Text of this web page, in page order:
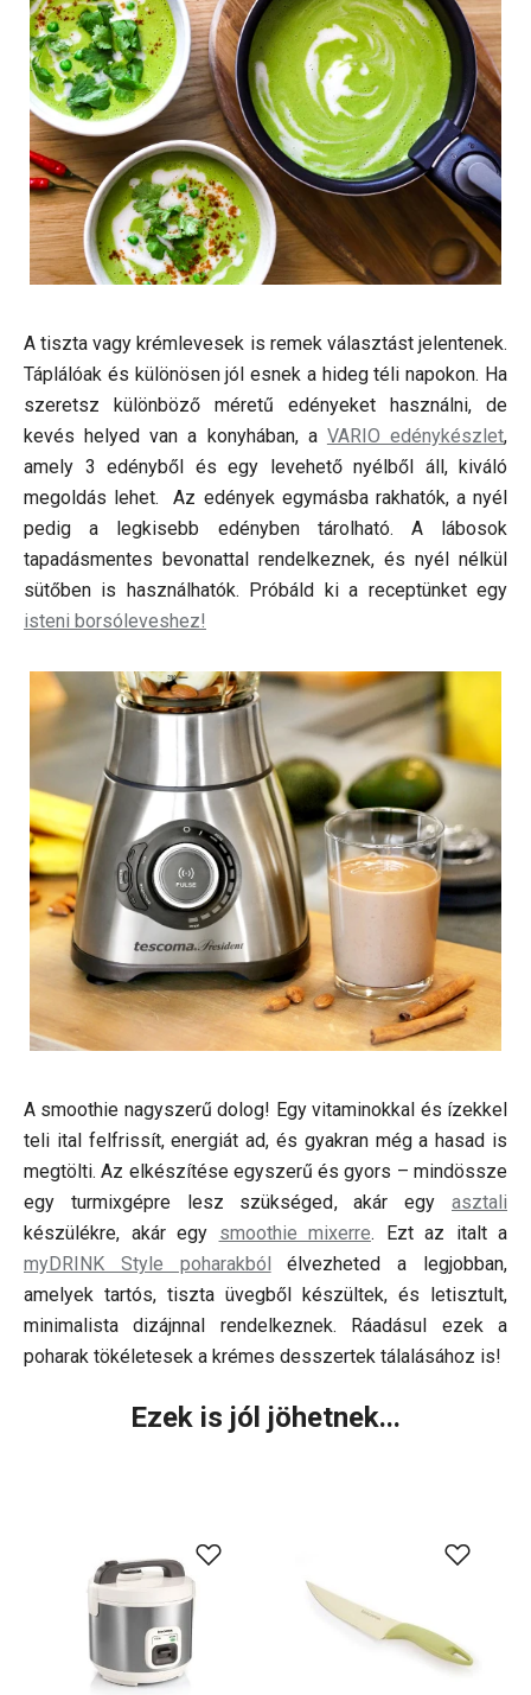
A tiszta vagy krémlevesek is remek választást jelentenek.
Táplálóak és különösen jól esnek a hideg téli napokon. Ha
szeretsz különböző méretű edényeket használni, de
kevés helyed van a konyhában, a VARIO edénykészlet,
amely 3 edényből és egy levehető nyélből áll, kiváló
megoldás lehet. Az edények egymásba rakhatók, a nyél
pedig a legkisebb edényben tárolható. A lábosok
tapadásmentes bevonattal rendelkeznek, és nyél nélkül
sütőben is használhatók. Próbáld ki a receptünket egy
isteni borsóleveshez!
A smoothie nagyszerű dolog! Egy vitaminokkal és ízekkel
teli ital felfrissít, energiát ad, és gyakran még a hasad is
megtölti. Az elkészítése egyszerű és gyors – mindössze
egy turmixgépre lesz szükséged, akár egy asztali
készülékre, akár egy smoothie mixerre. Ezt az italt a
myDRINK Style poharakból élvezheted a legjobban,
amelyek tartós, tiszta üvegből készültek, és letisztult,
minimalista dizájnnal rendelkeznek. Ráadásul ezek a
poharak tökéletesek a krémes desszertek tálalásához is!
Ezek is jól jöhetnek...